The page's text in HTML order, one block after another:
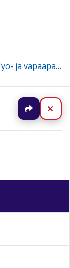
Työ- ja vapaapäivät
Jaa